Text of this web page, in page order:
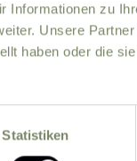
Informationen zu
Unsere
haben oder die
Statistiken
from